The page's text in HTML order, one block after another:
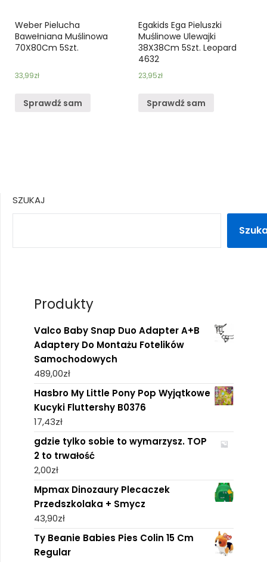
Weber Pielucha
Bawełniana Muślinowa
70X80Cm 5Szt.
33,99zł
Sprawdź sam
Egakids Ega Pieluszki
Muślinowe Ulewajki
38X38Cm 5Szt. Leopard
4632
23,95zł
Sprawdź sam
SZUKAJ
Produkty
Valco Baby Snap Duo Adapter A+B
Adaptery Do Montażu Fotelików
Samochodowych
489,00zł
Hasbro My Little Pony Pop Wyjątkowe
Kucyki Fluttershy B0376
17,43zł
gdzie tylko sobie to wymarzysz. TOP
2 to trwałość
2,00zł
Mpmax Dinozaury Plecaczek
Przedszkolaka + Smycz
43,90zł
Ty Beanie Babies Pies Colin 15 Cm
Regular